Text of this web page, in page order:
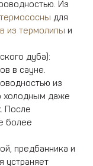
Из
для
из термолипы и
дуба):
в сауне.
из
холодным даже
После
более
предбанника и
устраняет